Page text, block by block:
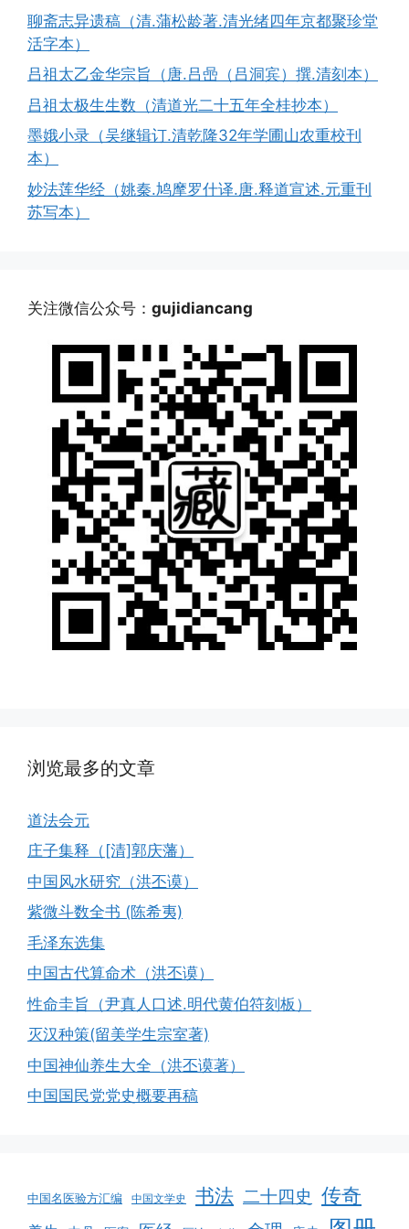
聊斋志异遗稿（清.蒲松龄著.清光绪四年京都聚珍堂
活字本）
吕祖太乙金华宗旨（唐.吕喦（吕洞宾）撰.清刻本）
吕祖太极生生数（清道光二十五年全桂抄本）
墨娥小录（吴继辑订.清乾隆32年学圃山农重校刊
本）
妙法莲华经（姚秦.鸠摩罗什译.唐.释道宣述.元重刊
苏写本）
关注微信公众号： gujidiancang
浏览最多的文章
道法会元
庄子集释（[清]郭庆藩）
中国风水研究（洪丕谟）
紫微斗数全书 (陈希夷)
毛泽东选集
中国古代算命术（洪丕谟）
性命圭旨（尹真人口述.明代黄伯符刻板）
灭汉种策(留美学生宗室著)
中国神仙养生大全（洪丕谟著）
中国国民党党史概要再稿
中国名医验方汇编 中国文学史 书法 二十四史 传奇